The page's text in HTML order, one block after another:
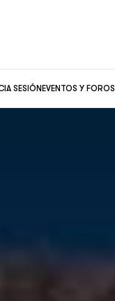
SESIÓNEVENTOS Y FOROS